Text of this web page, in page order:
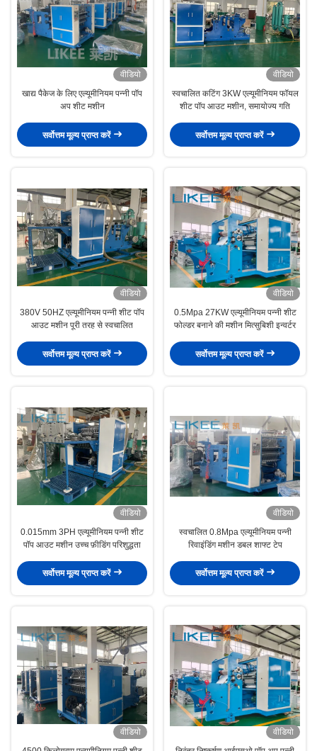
वीडियो
खाद्य पैकेज के लिए एल्यूमीनियम पन्नी पॉप
अप शीट मशीन
सर्वोत्तम मूल्य प्राप्त करें
वीडियो
स्वचालित कटिंग 3KW एल्यूमीनियम फॉयल
शीट पॉप आउट मशीन, समायोज्य गति
सर्वोत्तम मूल्य प्राप्त करें
वीडियो
380V 50HZ एल्यूमीनियम पन्नी शीट पॉप
आउट मशीन पूरी तरह से स्वचालित
सर्वोत्तम मूल्य प्राप्त करें
वीडियो
0.5Mpa 27KW एल्यूमीनियम पन्नी शीट
फोल्डर बनाने की मशीन मित्सुबिशी इन्वर्टर
सर्वोत्तम मूल्य प्राप्त करें
वीडियो
0.015mm 3PH एल्यूमीनियम पन्नी शीट
पॉप आउट मशीन उच्च फ़ीडिंग परिशुद्धता
सर्वोत्तम मूल्य प्राप्त करें
वीडियो
स्वचालित 0.8Mpa एल्यूमीनियम पन्नी
रिवाइंडिंग मशीन डबल शाफ्ट टेप
सर्वोत्तम मूल्य प्राप्त करें
वीडियो
वीडियो